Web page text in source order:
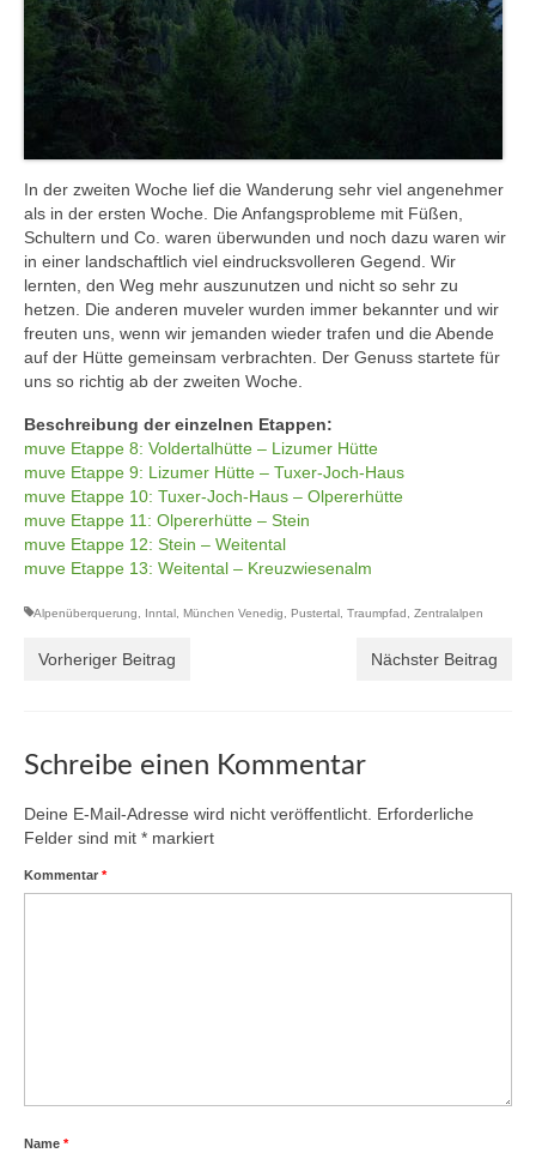
In der zweiten Woche lief die Wanderung sehr viel angenehmer
als in der ersten Woche. Die Anfangsprobleme mit Füßen,
Schultern und Co. waren überwunden und noch dazu waren wir
in einer landschaftlich viel eindrucksvolleren Gegend. Wir
lernten, den Weg mehr auszunutzen und nicht so sehr zu
hetzen. Die anderen muveler wurden immer bekannter und wir
freuten uns, wenn wir jemanden wieder trafen und die Abende
auf der Hütte gemeinsam verbrachten. Der Genuss startete für
uns so richtig ab der zweiten Woche.
Beschreibung der einzelnen Etappen:
muve Etappe 8: Voldertalhütte – Lizumer Hütte
muve Etappe 9: Lizumer Hütte – Tuxer-Joch-Haus
muve Etappe 10: Tuxer-Joch-Haus – Olpererhütte
muve Etappe 11: Olpererhütte – Stein
muve Etappe 12: Stein – Weitental
muve Etappe 13: Weitental – Kreuzwiesenalm
Alpenüberquerung, Inntal, München Venedig, Pustertal, Traumpfad, Zentralalpen
Vorheriger Beitrag Nächster Beitrag
Schreibe einen Kommentar
Deine E-Mail-Adresse wird nicht veröffentlicht. Erforderliche
Felder sind mit * markiert
Kommentar *
Name *